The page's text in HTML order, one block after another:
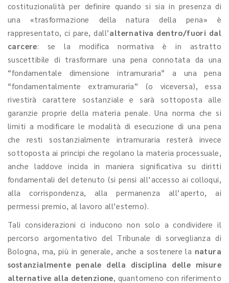
costituzionalità per definire quando si sia in presenza di
una «trasformazione della natura della pena» è
rappresentato, ci pare, dall’alternativa dentro/fuori dal
carcere: se la modifica normativa è in astratto
suscettibile di trasformare una pena connotata da una
“fondamentale dimensione intramuraria” a una pena
“fondamentalmente extramuraria” (o viceversa), essa
rivestirà carattere sostanziale e sarà sottoposta alle
garanzie proprie della materia penale. Una norma che si
limiti a modificare le modalità di esecuzione di una pena
che resti sostanzialmente intramuraria resterà invece
sottoposta ai principi che regolano la materia processuale,
anche laddove incida in maniera significativa su diritti
fondamentali del detenuto (si pensi all’accesso ai colloqui,
alla corrispondenza, alla permanenza all’aperto, ai
permessi premio, al lavoro all’esterno).
Tali considerazioni ci inducono non solo a condividere il
percorso argomentativo del Tribunale di sorveglianza di
Bologna, ma, più in generale, anche a sostenere la natura
sostanzialmente penale della disciplina delle misure
alternative alla detenzione, quantomeno con riferimento